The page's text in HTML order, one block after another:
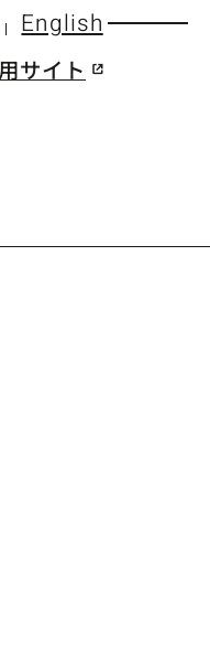
English
サイト